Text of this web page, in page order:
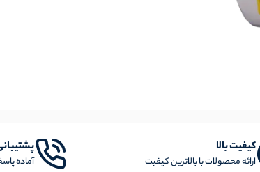
کیفیت بالا
ارائه محصولات با بالاترین کیفیت آماده